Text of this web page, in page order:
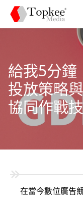
給我5分鐘
投放策略
協同作戰
在當今數位廣告